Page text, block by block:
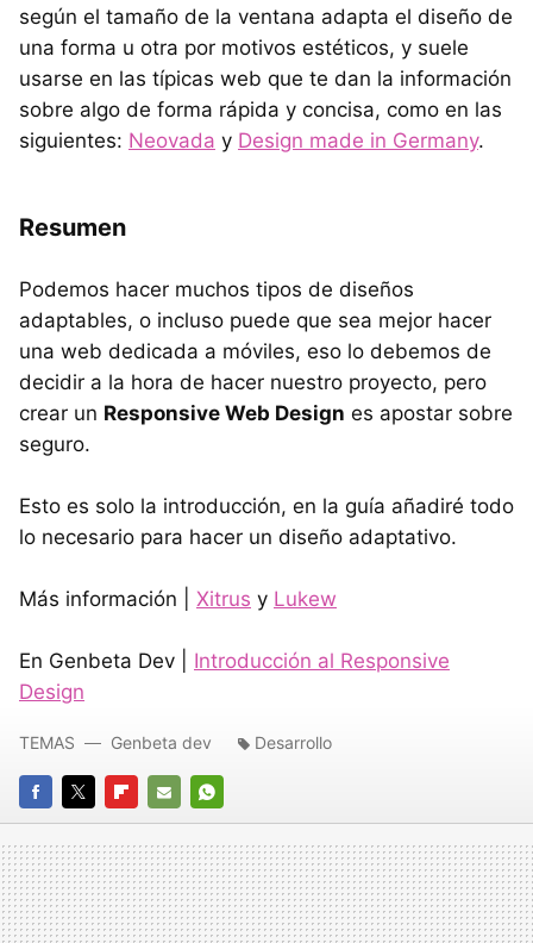
según el tamaño de la ventana adapta el diseño de
una forma u otra por motivos estéticos, y suele
usarse en las típicas web que te dan la información
sobre algo de forma rápida y concisa, como en las
siguientes: Neovada y Design made in Germany.
Resumen
Podemos hacer muchos tipos de diseños
adaptables, o incluso puede que sea mejor hacer
una web dedicada a móviles, eso lo debemos de
decidir a la hora de hacer nuestro proyecto, pero
crear un Responsive Web Design es apostar sobre
seguro.
Esto es solo la introducción, en la guía añadiré todo
lo necesario para hacer un diseño adaptativo.
Más información | Xitrus y Lukew
En Genbeta Dev | Introducción al Responsive
Design
FACEBOOK
TWITTERFLIPBOARD
E-
MAIL
WHATSAPP
TEMAS Genbeta dev Desarrollo